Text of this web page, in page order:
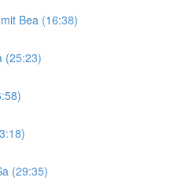
Bea (16:38)
(25:23)
(29:35)